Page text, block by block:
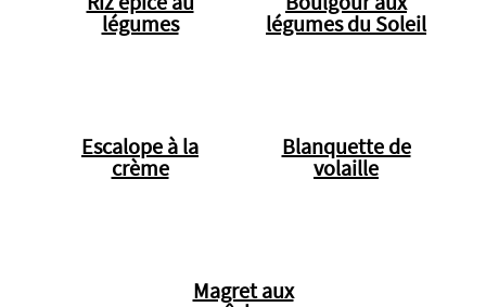
légumes
légumes du Soleil
Escalope à la
crème
Blanquette de
volaille
Magret aux